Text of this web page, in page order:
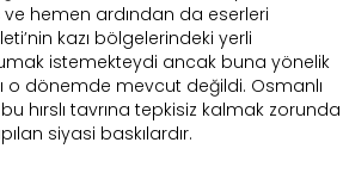
ve hemen ardından da eserleri
kazı bölgelerindeki yerli
istemekteydi ancak buna yönelik
o dönemde mevcut değildi. Osmanlı
bu hırslı tavrına tepkisiz kalmak zorunda
siyasi baskılardır.